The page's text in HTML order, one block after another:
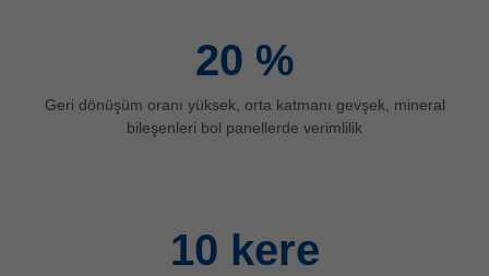
20 %
Geri dönüşüm oranı yüksek, orta katmanı gevşek, mineral
bileşenleri bol panellerde verimlilik
10 kere